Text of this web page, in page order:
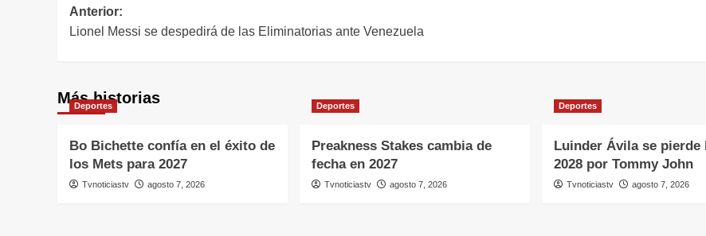
Navegación
de
Anterior:
Lionel Messi se despedirá de las Eliminatorias ante Venezuela
Más historias
Deportes
Bo Bichette confía en el éxito de
los Mets para 2027
Tvnoticiastv agosto 7, 2026
Deportes
Preakness Stakes cambia de
fecha en 2027
Tvnoticiastv agosto 7, 2026
Deportes
Luinder Ávila se pierde
2028 por Tommy John
Tvnoticiastv agosto 7, 2026